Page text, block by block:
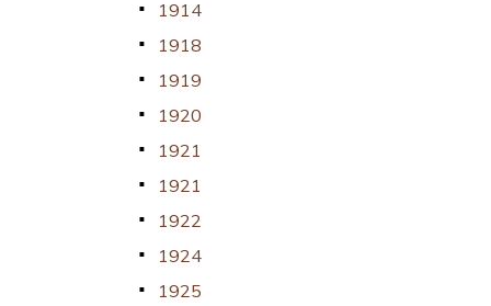
1914
1918
1919
1920
1921
1921
1922
1924
1925